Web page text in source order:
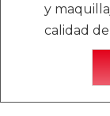
y
calidad de